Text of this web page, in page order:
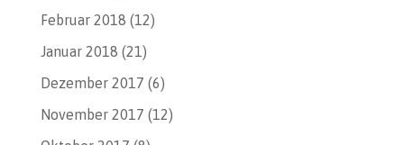
Februar 2018 (12)
Januar 2018 (21)
Dezember 2017 (6)
November 2017 (12)